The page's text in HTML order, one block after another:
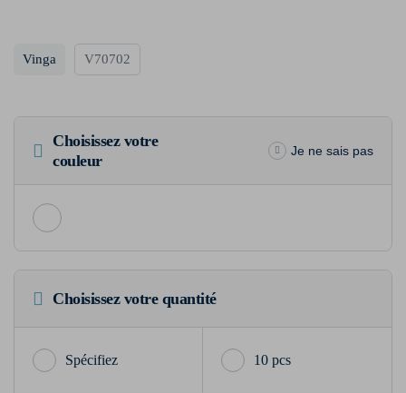
Vinga V70702
Choisissez votre
couleur
Je ne sais pas
Choisissez votre quantité
10 pcs